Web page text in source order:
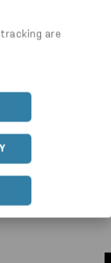
tracking are